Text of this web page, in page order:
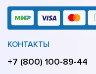
КОНТАКТЫ
+7 (800) 100-89-44